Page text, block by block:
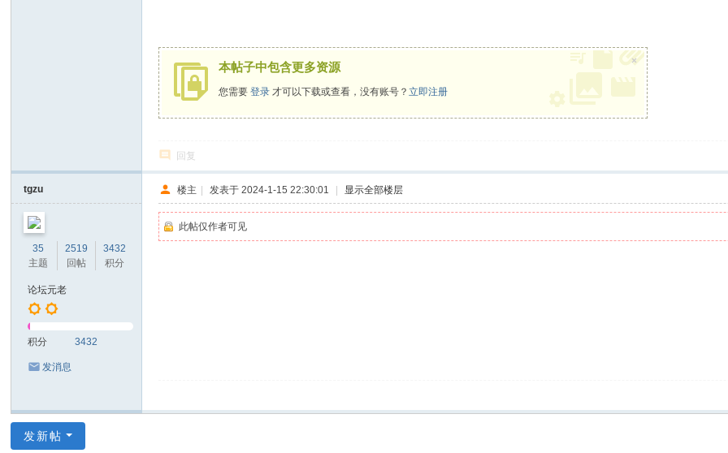
本帖子中包含更多资源
您需要登录 才可以下载或查看，没有账号？立即注册
×
回复
tgzu
35
主题
2519
回帖
3432
积分
论坛元老
积分 3432
发消息
楼主 | 发表于 2024-1-15 22:30:01 | 显示全部楼层
此帖仅作者可见
发新帖